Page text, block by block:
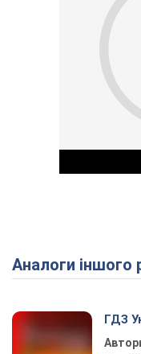
Аналоги
ГДЗ